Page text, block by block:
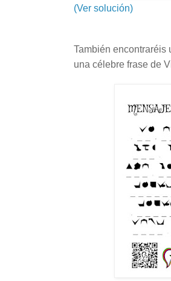
(Ver solución)
También encontraréis
una célebre frase de